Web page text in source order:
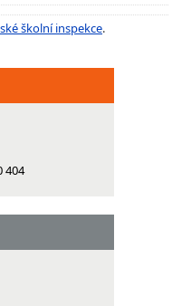
školní inspekce.
404